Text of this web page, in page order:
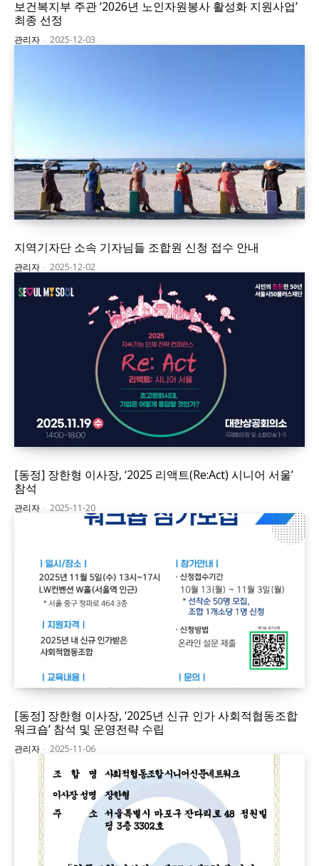
보건복지부 주관 ‘2026년 노인자원봉사 활성화 지원사업’
최종 선정
관리자 - 2025-12-03
지역기자단 소속 기자님들 조합원 신청 접수 안내
관리자 - 2025-12-02
[동정] 장한형 이사장, ‘2025 리액트(Re:Act) 시니어 서울’
참석
관리자 - 2025-11-20
[동정] 장한형 이사장, ‘2025년 신규 인가 사회적협동조합
워크숍’ 참석 및 운영전략 수립
관리자 - 2025-11-06